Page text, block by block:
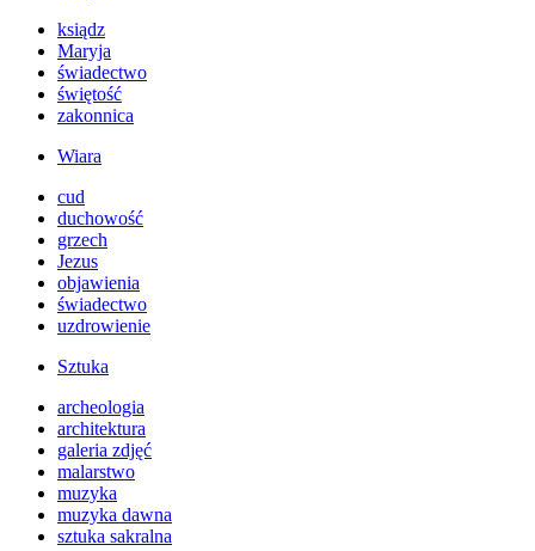
ksiądz
Maryja
świadectwo
świętość
zakonnica
Wiara
cud
duchowość
grzech
Jezus
objawienia
świadectwo
uzdrowienie
Sztuka
archeologia
architektura
galeria zdjęć
malarstwo
muzyka
muzyka dawna
sztuka sakralna